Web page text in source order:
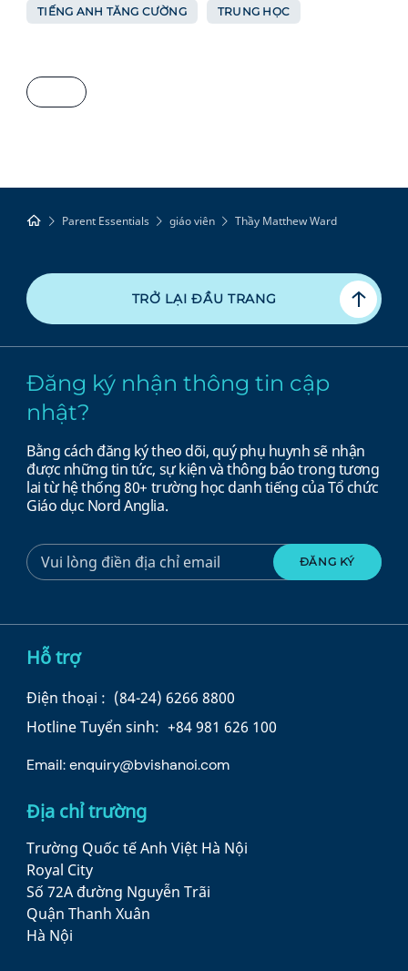
TIẾNG ANH TĂNG CƯỜNG TRUNG HỌC
Parent Essentials giáo viên Thầy Matthew Ward
TRỞ LẠI ĐẦU TRANG
Đăng ký nhận thông tin cập
nhật?
Bằng cách đăng ký theo dõi, quý phụ huynh sẽ nhận
được những tin tức, sự kiện và thông báo trong tương
lai từ hệ thống 80+ trường học danh tiếng của Tổ chức
Giáo dục Nord Anglia.
Hỗ trợ
Điện thoại : (84-24) 6266 8800
Hotline Tuyển sinh: +84 981 626 100
Email:enquiry@bvishanoi.com
Địa chỉ trường
Trường Quốc tế Anh Việt Hà Nội
Royal City
Số 72A đường Nguyễn Trãi
Quận Thanh Xuân
Hà Nội